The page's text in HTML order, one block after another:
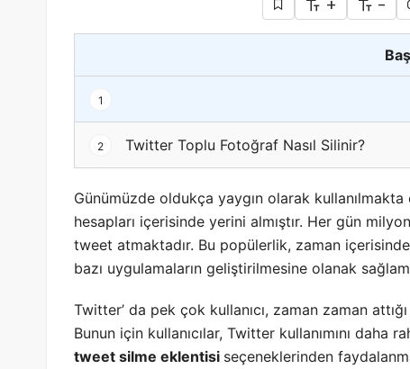
+ -
1
2 Twitter Toplu Fotoğraf Nasıl Silinir?
Günümüzde oldukça yaygın olarak
hesapları içerisinde yerini almıştır. Her gün
tweet atmaktadır. Bu popülerlik, zaman
bazı uygulamaların geliştirilmesine olanak
Twitter’ da pek çok kullanıcı, zaman zaman
Bunun için kullanıcılar, Twitter kullanımını daha
tweet silme eklentisi seçeneklerinden